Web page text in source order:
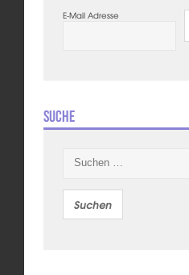
E-Mail Adresse
Suche
nach: